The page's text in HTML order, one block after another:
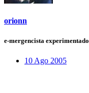
orionn
e-mergencista experimentado
10 Ago 2005